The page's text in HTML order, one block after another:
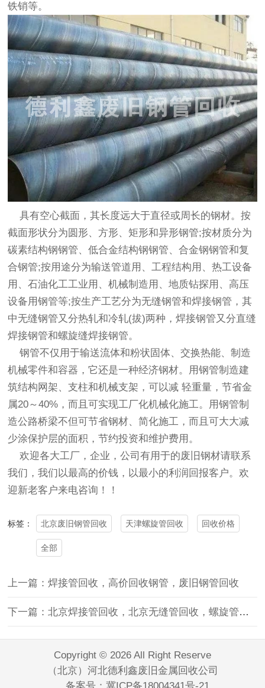
铁销等。
具有空心截面，其长度远大于直径或周长的钢材。按
截面形状分为圆形、方形、矩形和异形钢管;按材质分为
碳素结构钢钢管、低合金结构钢钢管、合金钢钢管和复
合钢管;按用途分为输送管道用、工程结构用、热工设备
用、石油化工工业用、机械制造用、地质钻探用、高压
设备用钢管等;按生产工艺分为无缝钢管和焊接钢管，其
中无缝钢管又分热轧和冷轧(拔)两种，焊接钢管又分直缝
焊接钢管和螺旋缝焊接钢管。
钢管不仅用于输送流体和粉状固体、交换热能、制造
机械零件和容器，它还是一种经济钢材。用钢管制造建
筑结构网架、支柱和机械支架，可以减 轻重量，节省金
属20～40%，而且可实现工厂化机械化施工。用钢管制
造公路桥梁不但可节省钢材、简化施工，而且可大大减
少涂保护层的面积，节约投资和维护费用。
欢迎各大工厂，企业，公司有用于的废旧钢材请联系
我们，我们以最高的价钱，以最小的利润回报客户。欢
迎新老客户来电咨询！！
标签： 北京废旧钢管回收 天津螺旋管回收 回收价格
全部
上一篇：焊接管回收，高价回收钢管，废旧钢管回收
下一篇：北京焊接管回收，北京无缝管回收，螺旋管回收
Copyright © 2026 All Right Reserve
（北京）河北德利鑫废旧金属回收公司
备案号： 冀ICP备18004341号-21